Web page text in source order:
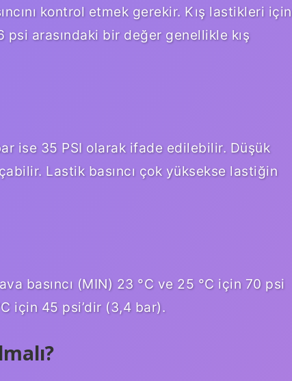
kontrol etmek gerekir. Kış lastikleri için
arasındaki bir değer genellikle kış
ise 35 PSI olarak ifade edilebilir. Düşük
Lastik basıncı çok yüksekse lastiğin
basıncı (MIN) 23 °C ve 25 °C için 70 psi
için 45 psi’dir (3,4 bar).